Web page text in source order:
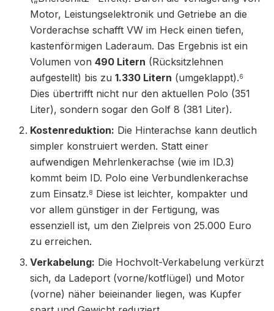
Motor, Leistungselektronik und Getriebe an die
Vorderachse schafft VW im Heck einen tiefen,
kastenförmigen Laderaum. Das Ergebnis ist ein
Volumen von490 Litern (Rücksitzlehnen
aufgestellt) bis zu1.330 Litern (umgeklappt).6
Dies übertrifft nicht nur den aktuellen Polo (351
Liter), sondern sogar den Golf 8 (381 Liter).
Kostenreduktion: Die Hinterachse kann deutlich
simpler konstruiert werden. Statt einer
aufwendigen Mehrlenkerachse (wie im ID.3)
kommt beim ID. Polo eine Verbundlenkerachse
zum Einsatz.8 Diese ist leichter, kompakter und
vor allem günstiger in der Fertigung, was
essenziell ist, um den Zielpreis von 25.000 Euro
zu erreichen.
Verkabelung: Die Hochvolt-Verkabelung verkürzt
sich, da Ladeport (vorne/kotflügel) und Motor
(vorne) näher beieinander liegen, was Kupfer